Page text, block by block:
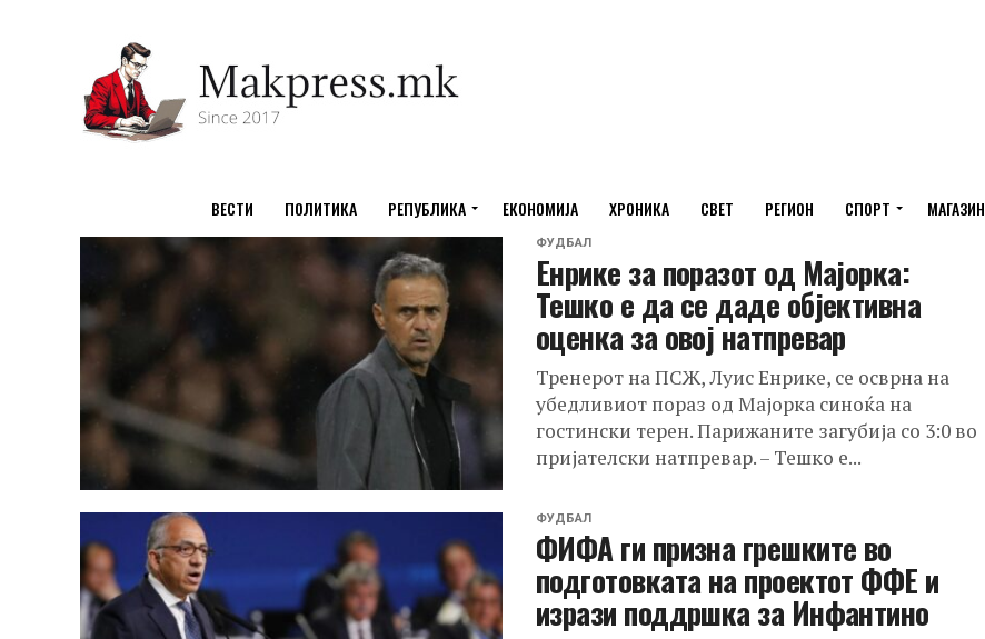
ВЕСТИ ПОЛИТИКА РЕПУБЛИКА ЕКОНОМИЈА ХРОНИКА СВЕТ РЕГИОН СПОРТ МАГАЗИН
ФУДБАЛ
Енрике за поразот од Мајорка:
Тешко е да се даде објективна
оценка за овој натпревар
Тренерот на ПСЖ, Луис Енрике, се осврна на
убедливиот пораз од Мајорка синоќа на
гостински терен. Парижаните загубија со 3:0 во
пријателски натпревар. – Тешко е...
ФУДБАЛ
ФИФА ги призна грешките во
подготовката на проектот ФФЕ и
изрази поддршка за Инфантино